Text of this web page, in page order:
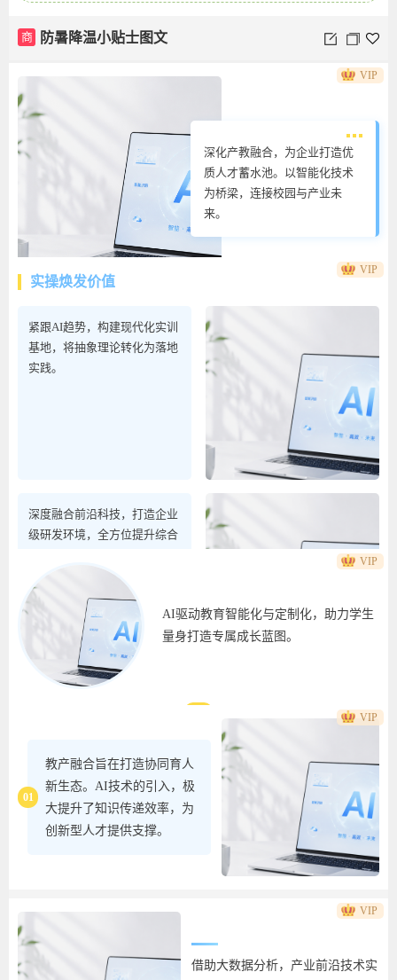
商 防暑降温小贴士图文
深化产教融合，为企业打造优
质人才蓄水池。以智能化技术
为桥梁，连接校园与产业未
来。
VIP
实操焕发价值
紧跟AI趋势，构建现代化实训
基地，将抽象理论转化为落地
实践。
深度融合前沿科技，打造企业
级研发环境，全方位提升综合
VIP
AI驱动教育智能化与定制化，助力学生
量身打造专属成长蓝图。
AI教育定制化图文
VIP
01
教产融合旨在打造协同育人
新生态。AI技术的引入，极
大提升了知识传递效率，为
创新型人才提供支撑。
商 教产融合理念正文
VIP
借助大数据分析，产业前沿技术实
VIP